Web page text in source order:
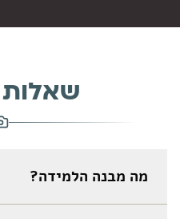
שאלות
מה מבנה הלמידה?